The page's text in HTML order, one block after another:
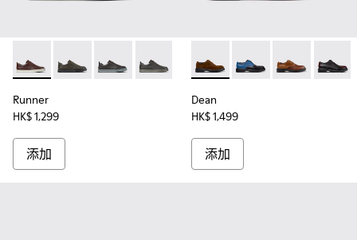
Runner - K100226-140 - 男裝啡色皮革運動鞋。
Runner - K100226-165
Runner - K100226-163
Runner - K100226-162
Runner - K100226-161
Runner - K100226-146
Runner -Runner -
Runner
HK$ 1,299
添加
Dean - K100979-027 - 男裝
Dean - K100979-026
Dean - Dean
Dean
HK$ 1,499
添加